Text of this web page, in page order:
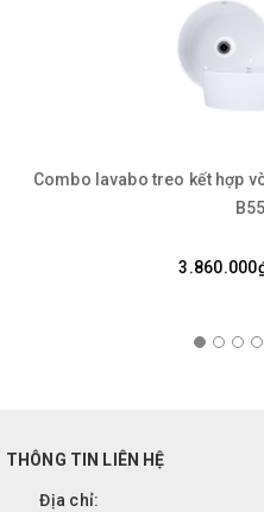
Combo lavabo treo kết hợp
THÔNG TIN LIÊN HỆ
Địa chỉ: